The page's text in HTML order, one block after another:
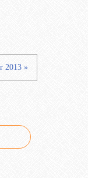
2013 »